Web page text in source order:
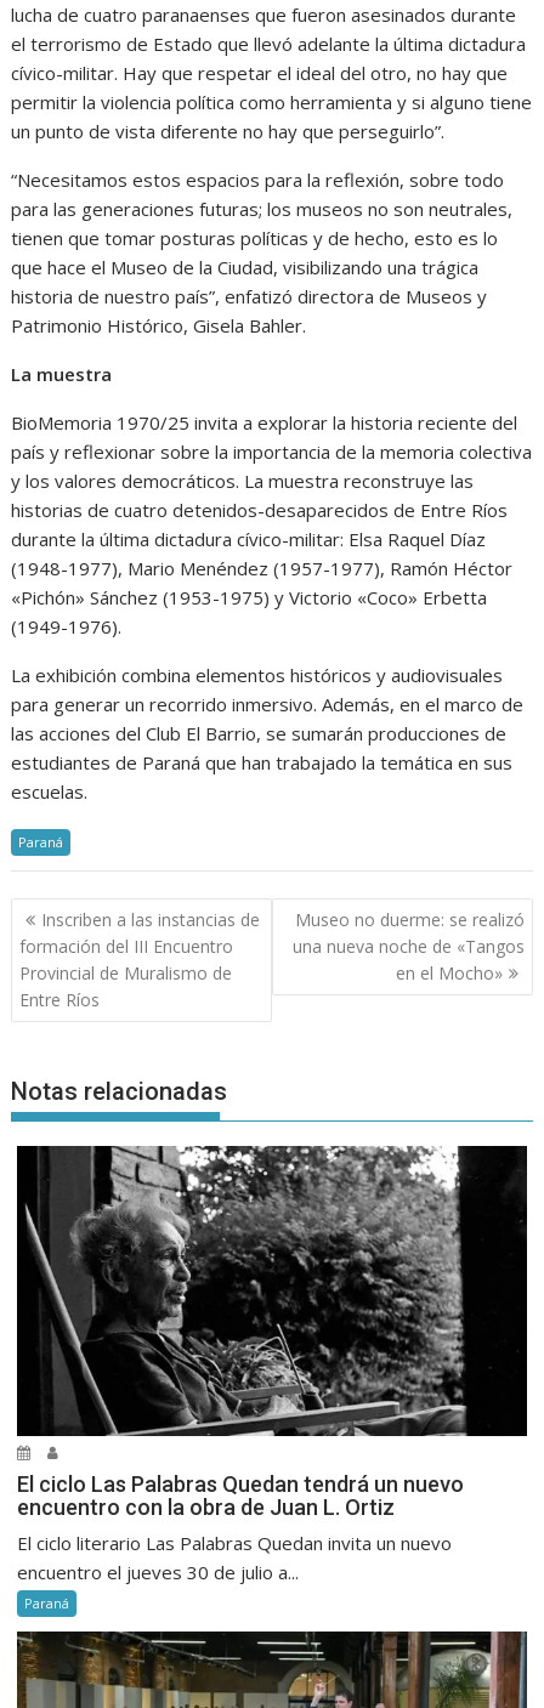
lucha de cuatro paranaenses que fueron asesinados durante
el terrorismo de Estado que llevó adelante la última dictadura
cívico-militar. Hay que respetar el ideal del otro, no hay que
permitir la violencia política como herramienta y si alguno tiene
un punto de vista diferente no hay que perseguirlo”.
“Necesitamos estos espacios para la reflexión, sobre todo
para las generaciones futuras; los museos no son neutrales,
tienen que tomar posturas políticas y de hecho, esto es lo
que hace el Museo de la Ciudad, visibilizando una trágica
historia de nuestro país”, enfatizó directora de Museos y
Patrimonio Histórico, Gisela Bahler.
La muestra
BioMemoria 1970/25 invita a explorar la historia reciente del
país y reflexionar sobre la importancia de la memoria colectiva
y los valores democráticos. La muestra reconstruye las
historias de cuatro detenidos-desaparecidos de Entre Ríos
durante la última dictadura cívico-militar: Elsa Raquel Díaz
(1948-1977), Mario Menéndez (1957-1977), Ramón Héctor
«Pichón» Sánchez (1953-1975) y Victorio «Coco» Erbetta
(1949-1976).
La exhibición combina elementos históricos y audiovisuales
para generar un recorrido inmersivo. Además, en el marco de
las acciones del Club El Barrio, se sumarán producciones de
estudiantes de Paraná que han trabajado la temática en sus
escuelas.
Paraná
Navegación
de
entradas
Inscriben a las instancias de
formación del III Encuentro
Provincial de Muralismo de
Entre Ríos
Museo no duerme: se realizó
una nueva noche de «Tangos
en el Mocho»
Notas relacionadas
El ciclo Las Palabras Quedan tendrá un nuevo
encuentro con la obra de Juan L. Ortiz
El ciclo literario Las Palabras Quedan invita un nuevo
encuentro el jueves 30 de julio a...
Paraná